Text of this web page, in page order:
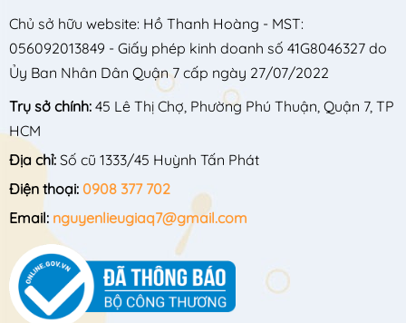
Chủ sở hữu website: Hồ Thanh Hoàng - MST:
056092013849 - Giấy phép kinh doanh số 41G8046327 do
Ủy Ban Nhân Dân Quận 7 cấp ngày 27/07/2022
Trụ sở chính: 45 Lê Thị Chợ, Phường Phú Thuận, Quận 7, TP
HCM
Địa chỉ: Số cũ 1333/45 Huỳnh Tấn Phát
Điện thoại: 0908 377 702
Email: nguyenlieugiaq7@gmail.com